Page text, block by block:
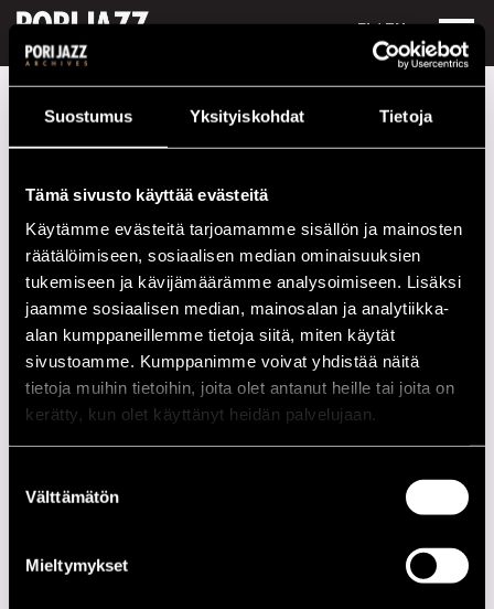
Suostumus Yksityiskohdat Tietoja
Tämä sivusto käyttää evästeitä
Käytämme evästeitä tarjoamamme sisällön ja mainosten
räätälöimiseen, sosiaalisen median ominaisuuksien
tukemiseen ja kävijämäärämme analysoimiseen. Lisäksi
jaamme sosiaalisen median, mainosalan ja analytiikka-
alan kumppaneillemme tietoja siitä, miten käytät
sivustoamme. Kumppanimme voivat yhdistää näitä
tietoja muihin tietoihin, joita olet antanut heille tai joita on
kerätty, kun olet käyttänyt heidän palvelujaan.
valinta
Välttämätön
Mieltymykset
FI /EN
2020-LUKU
Festivaalivuodet Jukka Syrenius - Seppo Tyni Duo
Kokoonpano
NIMI INSTRUMENTTI
Syrenius, Jukka
g
Tyni, Seppo
g
Esiintymiset vuonna 1988
PÄIVÄ AIKA PAIKKA
16.07.1988 Hiitteenharju